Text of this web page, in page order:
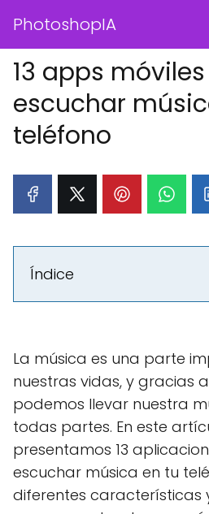
PhotoshopIA
13 apps
escuchar
teléfono
Índice
La música es una parte
nuestras vidas, y gracias
podemos llevar nuestra
todas partes. En este
presentamos 13
escuchar música en tu
diferentes características